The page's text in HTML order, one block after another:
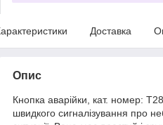
Доставка
Опис
Кнопка аварійки, кат. номер:
швидкого сигналізування про